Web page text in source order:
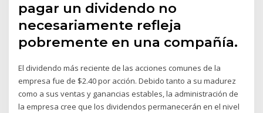
pagar un dividendo no
necesariamente refleja
pobremente en una compañía.
El dividendo más reciente de las acciones comunes de la
empresa fue de $2.40 por acción. Debido tanto a su madurez
como a sus ventas y ganancias estables, la administración de
la empresa cree que los dividendos permanecerán en el nivel